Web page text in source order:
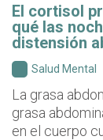
El cortisol
qué las
distensión
Salud Mental
La grasa
grasa
en el cuerpo